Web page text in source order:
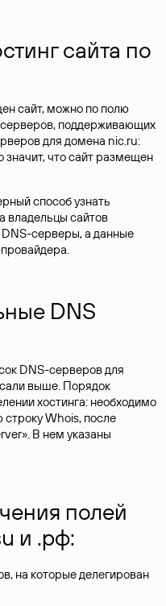
сайта по
сайт, можно по полю
серверов, поддерживающих
для домена nic.ru:
значит, что сайт размещен
способ узнать
владельцы сайтов
серверы, а данные
провайдера.
DNS
DNS-серверов для
выше. Порядок
хостинга: необходимо
Whois, после
В нем указаны
полей
и .рф:
на которые делегирован